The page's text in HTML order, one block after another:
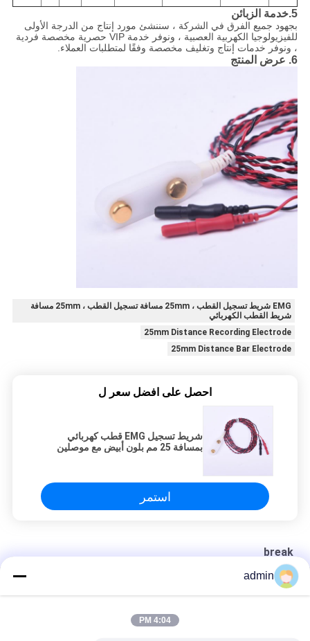
5. خدمة الزبائن
بجهود جميع الفرق في الشركة ، سننشئ مورد إنتاج من الدرجة الأولى
للفيزيولوجيا الكهربية العصبية ، ونوفر خدمة VIP حصرية مخصصة فردية
، ونوفر خدمات إنتاج وتغليف مخصصة وفقًا لمتطلبات العملاء.
6. عرض المنتج
EMG شريط تسجيل القطب ، 25mm مسافة تسجيل القطب ، 25mm مسافة
شريط القطب الكهربائي
25mm Distance Recording Electrode
25mm Distance Bar Electrode
احصل على افضل سعر ل
شريط تسجيل EMG قطب كهربائي
بمسافة 25 مم بلون أبيض مع موصلين
استمر
break
الكبار EMG آلة شريط سجل القطب مع معيار 5 دبوس DIN
admin
4:04 PM